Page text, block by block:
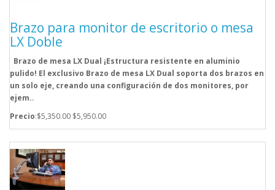
Brazo para monitor de escritorio o mesa
LX Doble
Brazo de mesa LX Dual ¡Estructura resistente en aluminio
pulido! El exclusivo Brazo de mesa LX Dual soporta dos brazos en
un solo eje, creando una configuración de dos monitores, por
ejem..
Precio:$5,350.00 $5,950.00